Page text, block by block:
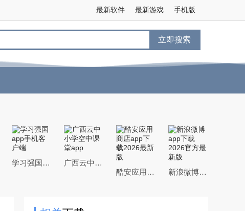
手机版
最新游戏
最新软件
立即搜索
学习强国app手机客户端
广西云中小学空中课堂app
酷安应用商店app下载2026最新版
新浪微博app下载2026官方最新版